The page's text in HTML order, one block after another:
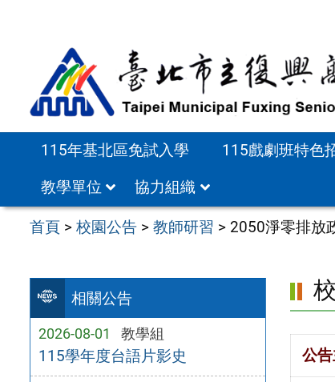
115年基北區免試入學 115戲劇班特色
教學單位
協力組織
首頁 >校園公告 >教師研習 > 2050淨零排放
相關公告
2026-08-01 教學組
115學年度台語片影史 公